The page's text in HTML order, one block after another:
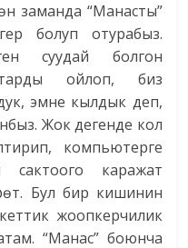
заманда “Манасты”
болуп отурабыз.
суудай болгон
ойлоп, биз
эмне кылдык деп,
Жок дегенде кол
компьютерге
сактоого каражат
Бул бир кишинин
жоопкерчилик
“Манас” боюнча